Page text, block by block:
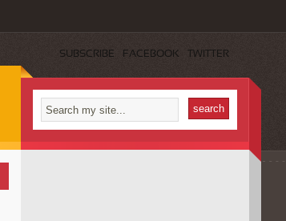
SUBSCRIBE FACEBOOK TWITTER